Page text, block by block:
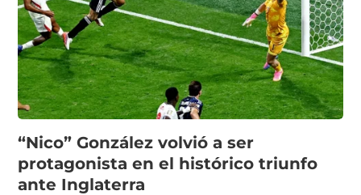
“Nico” González volvió a ser
protagonista en el histórico triunfo
ante Inglaterra